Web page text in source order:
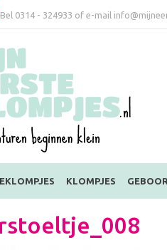
Bel 0314 - 324933 of e-mail
KLOMPJES